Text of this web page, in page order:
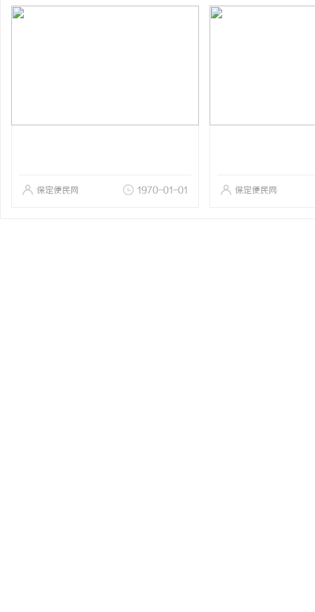
保定便民网 1970-01-01 保定便民网